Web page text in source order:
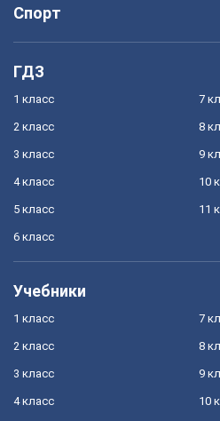
Спорт
ГДЗ
1 класс
2 класс
3 класс
4 класс
5 класс
6 класс
7
8
9
10
11
Учебники
1 класс
2 класс
3 класс
4 класс
7
8
9
10